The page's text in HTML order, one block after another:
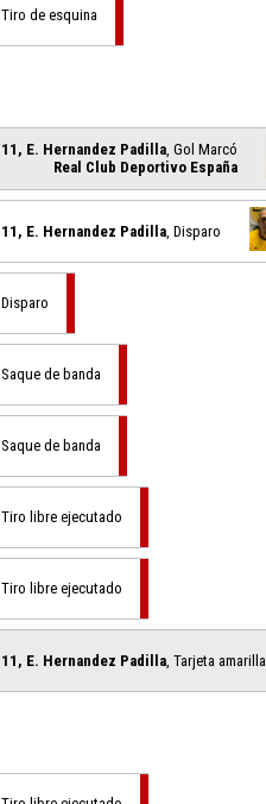
Tiro de esquina
11, E. Hernandez Padilla , Gol Marcó
Real Club Deportivo España
11, E. Hernandez Padilla , Disparo
Disparo
Saque de banda
Saque de banda
Tiro libre ejecutado
Tiro libre ejecutado
11, E. Hernandez Padilla , Tarjeta amarilla